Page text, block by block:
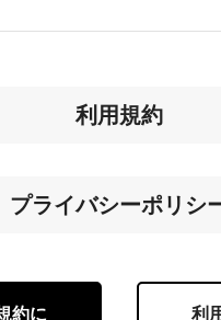
利用規約
プライバシーポリシ
約に 利